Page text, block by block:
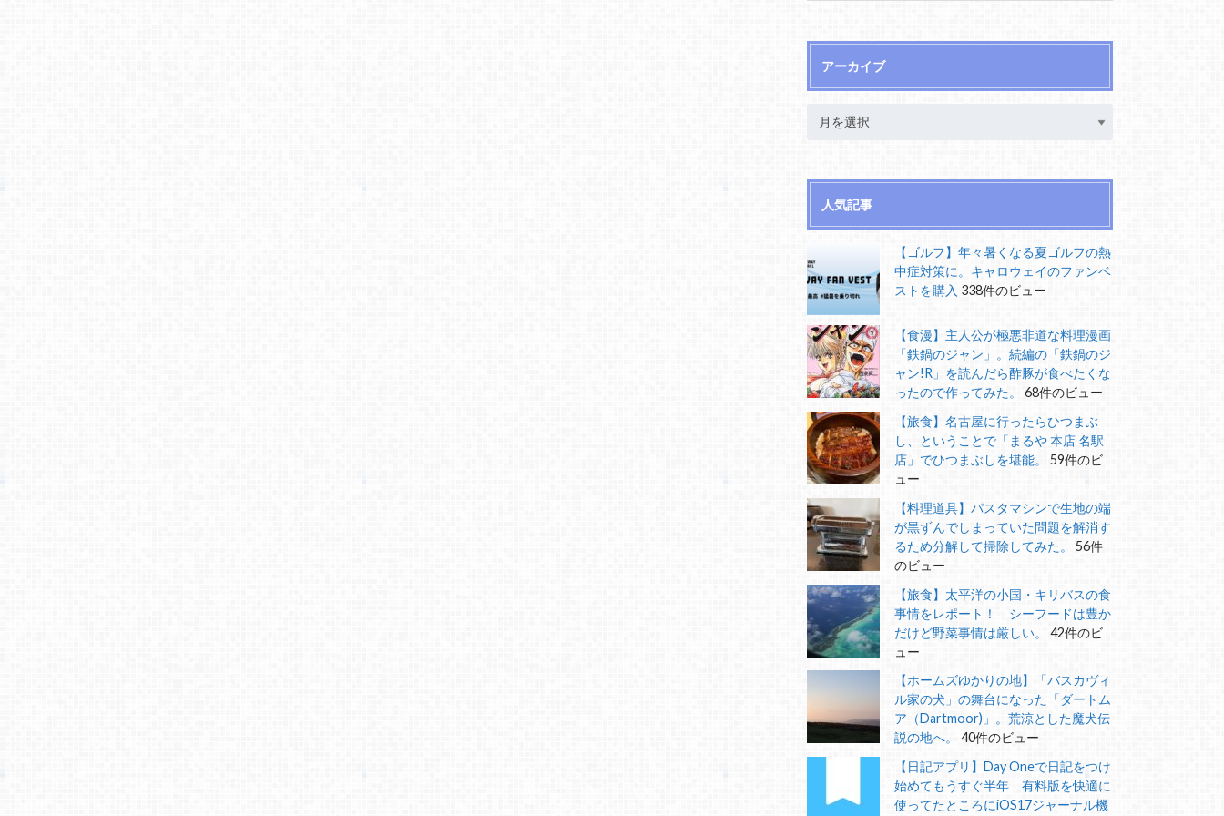
アーカイブ
人気記事
【ゴルフ】年々暑くなる夏ゴルフの熱
中症対策に。キャロウェイのファンベ
ストを購入 338件のビュー
【食漫】主人公が極悪非道な料理漫画
「鉄鍋のジャン」。続編の「鉄鍋のジ
ャン!R」を読んだら酢豚が食べたくな
ったので作ってみた。
68件のビュー
【旅食】名古屋に行ったらひつまぶ
し、ということで「まるや 本店 名駅
店」でひつまぶしを堪能。
59件のビ
ュー
【料理道具】パスタマシンで生地の端
が黒ずんでしまっていた問題を解消す
るため分解して掃除してみた。
56件
のビュー
【旅食】太平洋の小国・キリバスの食
事情をレポート！ シーフードは豊か
だけど野菜事情は厳しい。
42件のビ
ュー
【ホームズゆかりの地】「バスカヴィ
ル家の犬」の舞台になった「ダートム
ア（Dartmoor)」。荒涼とした魔犬伝
説の地へ。
40件のビュー
【日記アプリ】Day Oneで日記をつけ
始めてもうすぐ半年 有料版を快適に
使ってたところにiOS17ジャーナル機